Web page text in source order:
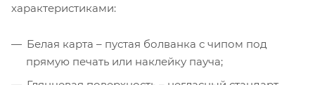
характеристиками:
Белая карта – пустая болванка с чипом под
прямую печать или наклейку пауча;